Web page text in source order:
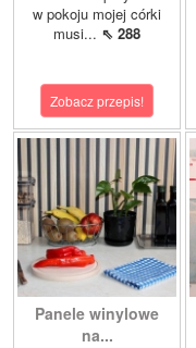
w pokoju mojej córki
musi... ⇖ 288
Zobacz przepis!
Panele winylowe
na...